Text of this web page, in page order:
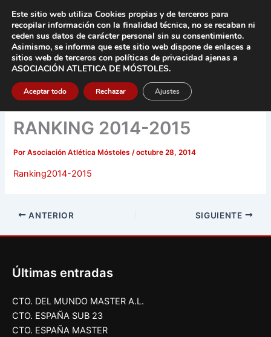
contenido
RANKING 2014-2015
PorAsociación Atlética Móstoles/octubre 28, 2014
Ranking2014-2015
ANTERIOR SIGUIENTE
Últimas entradas
CTO. DEL MUNDO MASTER A.L.
CTO. ESPAÑA SUB 23
CTO. ESPAÑA MASTER
Este sitio web utiliza Cookies propias y de terceros para
recopilar información con la finalidad técnica, no se recaban ni
ceden sus datos de carácter personal sin su consentimiento.
Asimismo, se informa que este sitio web dispone de enlaces a
sitios web de terceros con políticas de privacidad ajenas a
ASOCIACIÓN ATLETICA DE MÓSTOLES.
Aceptar todo Rechazar Ajustes